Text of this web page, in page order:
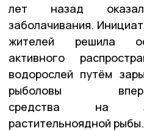
лет назад
заболачивания.
жителей решила
активного
водорослей путём
рыболовы
средства на
растительноядной рыбы.